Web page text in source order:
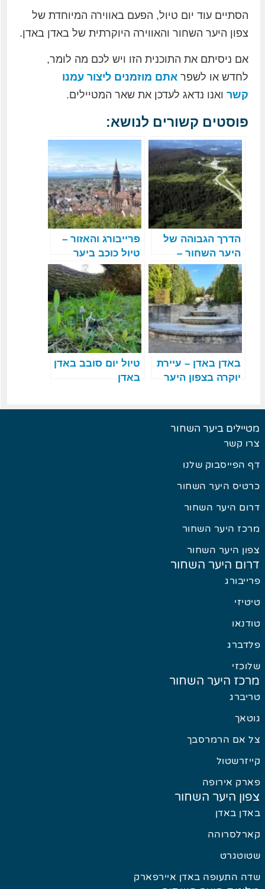
הסתיים עוד יום טיול, הפעם באווירה המיוחדת של
צפון היער השחור והאווירה היוקרתית של באדן באדן.
אם ניסיתם את התוכנית הזו ויש לכם מה לומר,
לחדש או לשפראתם מוזמנים ליצור עמנו
קשרואנו נדאג לעדכן את שאר המטיילים.
פוסטים קשורים לנושא:
הדרך הגבוהה של
היער השחור –
השוורצוולד
הוכשטרסה
פרייבורג והאזור –
טיול כוכב ביער
השחור – חלק 7 מ-7
באדן באדן – עיירת
יוקרה בצפון היער
טיול יום סובב באדן
באדן
מטיילים ביער השחור
צרו קשר
דף הפייסבוק שלנו
כרטיס היער השחור
דרום היער השחור
מרכז היער השחור
צפון היער השחור
דרום היער השחור
פרייבורג
טיטיזי
טודנאו
פלדברג
שלוכזי
מרכז היער השחור
טריברג
גוטאך
צל אם הרמרסבך
קייזרשטול
פארק אירופה
צפון היער השחור
באדן באדן
קארלסרוהה
שטוטגרט
שדה התעופה באדן איירפארק